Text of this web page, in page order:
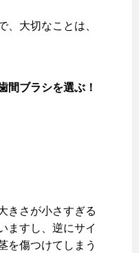
、大切なことは、
間ブラシを選ぶ！
きさが小さすぎる
ますし、逆にサイ
を傷つけてしまう